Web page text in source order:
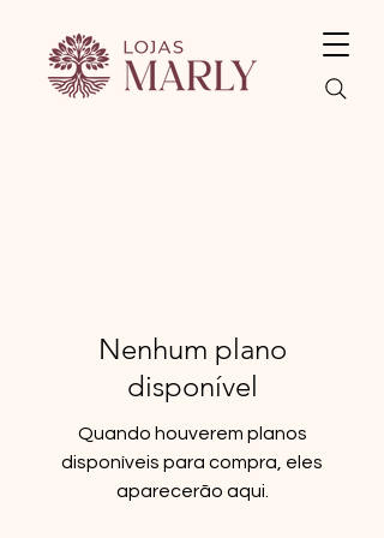
Nenhum plano
disponível
Quando houverem planos
disponíveis para compra, eles
aparecerão aqui.